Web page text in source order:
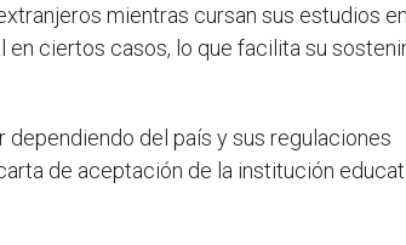
mientras cursan sus estudios
en ciertos casos, lo que facilita su
del país y sus regulaciones
de aceptación de la institución